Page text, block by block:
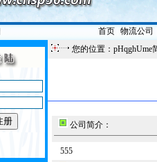
首页| 物流公司
您的位置：pHqghUme
公司简介：
555